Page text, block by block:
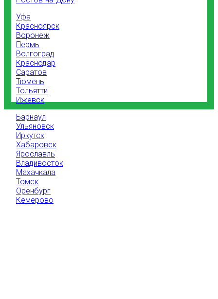
Уфа
Красноярск
Воронеж
Пермь
Волгоград
Краснодар
Саратов
Тюмень
Тольятти
Ижевск
Барнаул
Ульяновск
Иркутск
Хабаровск
Ярославль
Владивосток
Махачкала
Томск
Оренбург
Кемерово